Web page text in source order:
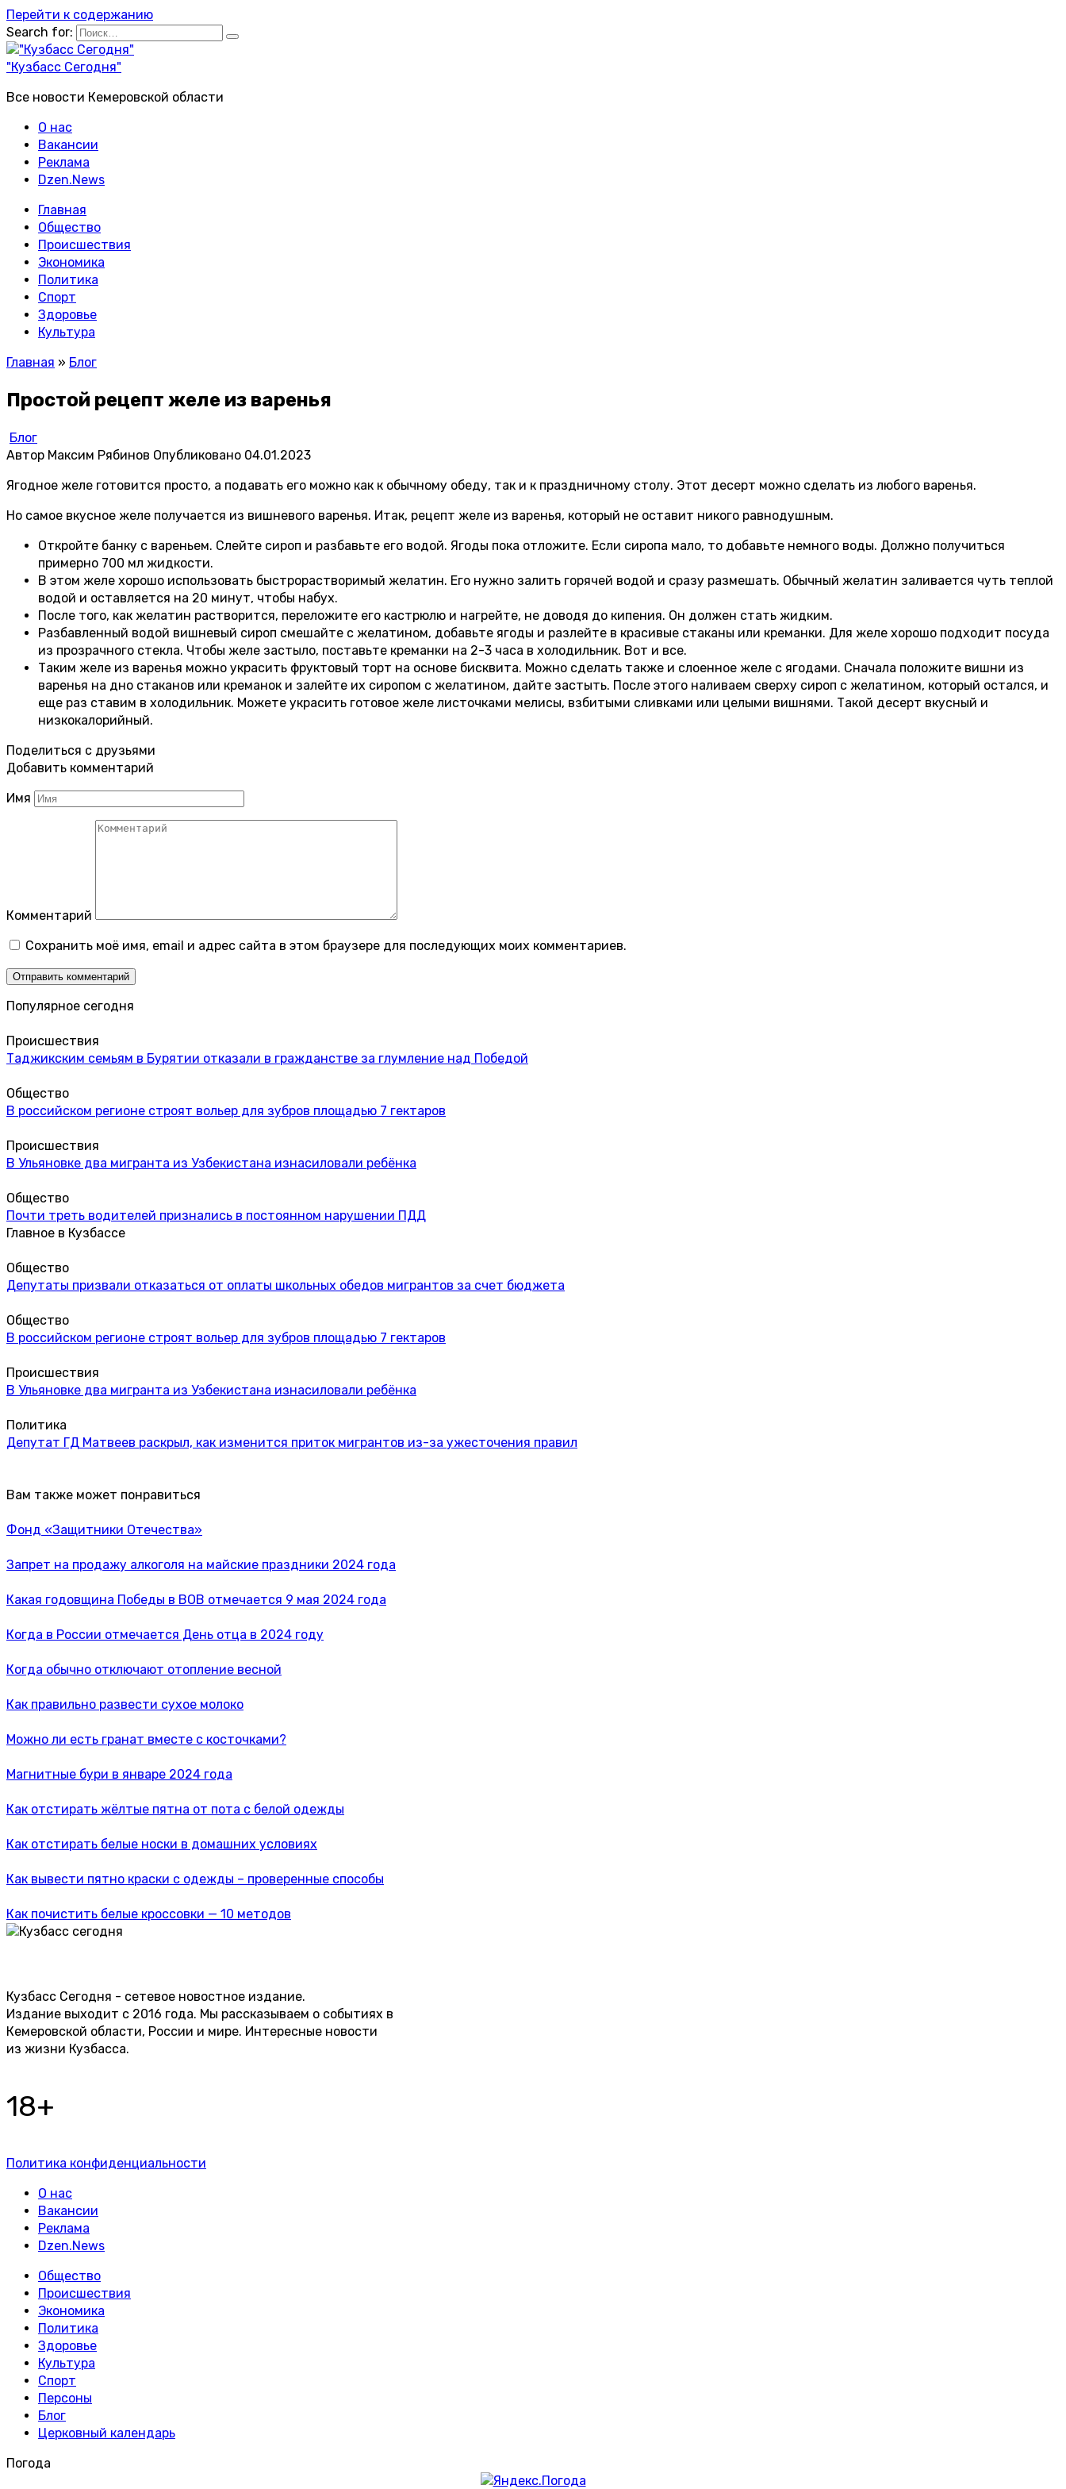
Перейти к содержанию
Search for:
"Кузбасс Сегодня"
Все новости Кемеровской области
О нас
Вакансии
Реклама
Dzen.News
Главная
Общество
Происшествия
Экономика
Политика
Спорт
Здоровье
Культура
Главная » Блог
Простой рецепт желе из варенья
Блог
Автор Максим Рябинов Опубликовано 04.01.2023
Ягодное желе готовится просто, а подавать его можно как к обычному обеду, так и к праздничному столу. Этот десерт можно сделать из любого варенья.
Но самое вкусное желе получается из вишневого варенья. Итак, рецепт желе из варенья, который не оставит никого равнодушным.
Откройте банку с вареньем. Слейте сироп и разбавьте его водой. Ягоды пока отложите. Если сиропа мало, то добавьте немного воды. Должно получиться
примерно 700 мл жидкости.
В этом желе хорошо использовать быстрорастворимый желатин. Его нужно залить горячей водой и сразу размешать. Обычный желатин заливается чуть теплой
водой и оставляется на 20 минут, чтобы набух.
После того, как желатин растворится, переложите его кастрюлю и нагрейте, не доводя до кипения. Он должен стать жидким.
Разбавленный водой вишневый сироп смешайте с желатином, добавьте ягоды и разлейте в красивые стаканы или креманки. Для желе хорошо подходит посуда
из прозрачного стекла. Чтобы желе застыло, поставьте креманки на 2-3 часа в холодильник. Вот и все.
Таким желе из варенья можно украсить фруктовый торт на основе бисквита. Можно сделать также и слоенное желе с ягодами. Сначала положите вишни из
варенья на дно стаканов или креманок и залейте их сиропом с желатином, дайте застыть. После этого наливаем сверху сироп с желатином, который остался, и
еще раз ставим в холодильник. Можете украсить готовое желе листочками мелисы, взбитыми сливками или целыми вишнями. Такой десерт вкусный и
низкокалорийный.
Поделиться с друзьями
Добавить комментарий
Имя
Комментарий
Сохранить моё имя, email и адрес сайта в этом браузере для последующих моих комментариев.
Популярное сегодня
Происшествия
Таджикским семьям в Бурятии отказали в гражданстве за глумление над Победой
Общество
В российском регионе строят вольер для зубров площадью 7 гектаров
Происшествия
В Ульяновке два мигранта из Узбекистана изнасиловали ребёнка
Общество
Почти треть водителей признались в постоянном нарушении ПДД
Главное в Кузбассе
Общество
Депутаты призвали отказаться от оплаты школьных обедов мигрантов за счет бюджета
Общество
В российском регионе строят вольер для зубров площадью 7 гектаров
Происшествия
В Ульяновке два мигранта из Узбекистана изнасиловали ребёнка
Политика
Депутат ГД Матвеев раскрыл, как изменится приток мигрантов из-за ужесточения правил
Вам также может понравиться
Фонд «Защитники Отечества»
Запрет на продажу алкоголя на майские праздники 2024 года
Какая годовщина Победы в ВОВ отмечается 9 мая 2024 года
Когда в России отмечается День отца в 2024 году
Когда обычно отключают отопление весной
Как правильно развести сухое молоко
Можно ли есть гранат вместе с косточками?
Магнитные бури в январе 2024 года
Как отстирать жёлтые пятна от пота с белой одежды
Как отстирать белые носки в домашних условиях
Как вывести пятно краски с одежды – проверенные способы
Как почистить белые кроссовки — 10 методов
Кузбасс Сегодня - сетевое новостное издание.
Издание выходит с 2016 года. Мы рассказываем о событиях в
Кемеровской области, России и мире. Интересные новости
из жизни Кузбасса.
18+
Политика конфиденциальности
О нас
Вакансии
Реклама
Dzen.News
Общество
Происшествия
Экономика
Политика
Здоровье
Культура
Спорт
Персоны
Блог
Церковный календарь
Погода